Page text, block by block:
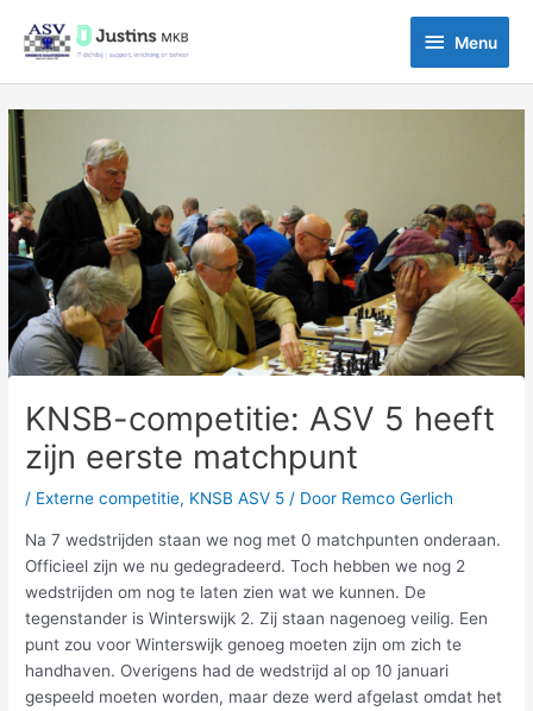
naar
inhoud
Menu
Menu
KNSB-competitie: ASV 5 heeft
zijn eerste matchpunt
/ Externe competitie, KNSB ASV 5 / Door Remco Gerlich
Na 7 wedstrijden staan we nog met 0 matchpunten onderaan.
Officieel zijn we nu gedegradeerd. Toch hebben we nog 2
wedstrijden om nog te laten zien wat we kunnen. De
tegenstander is Winterswijk 2. Zij staan nagenoeg veilig. Een
punt zou voor Winterswijk genoeg moeten zijn om zich te
handhaven. Overigens had de wedstrijd al op 10 januari
gespeeld moeten worden, maar deze werd afgelast omdat het
navigatie